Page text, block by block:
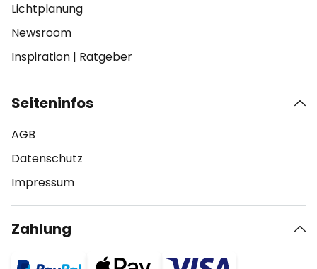
Lichtplanung
Newsroom
Inspiration | Ratgeber
Seiteninfos
AGB
Datenschutz
Impressum
Zahlung